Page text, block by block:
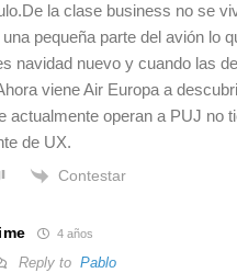
la clase business no se
pequeña parte del avión lo
navidad nuevo y cuando las
viene Air Europa a
actualmente operan a PUJ no
de UX.
Contestar
4 años
Reply to Pablo